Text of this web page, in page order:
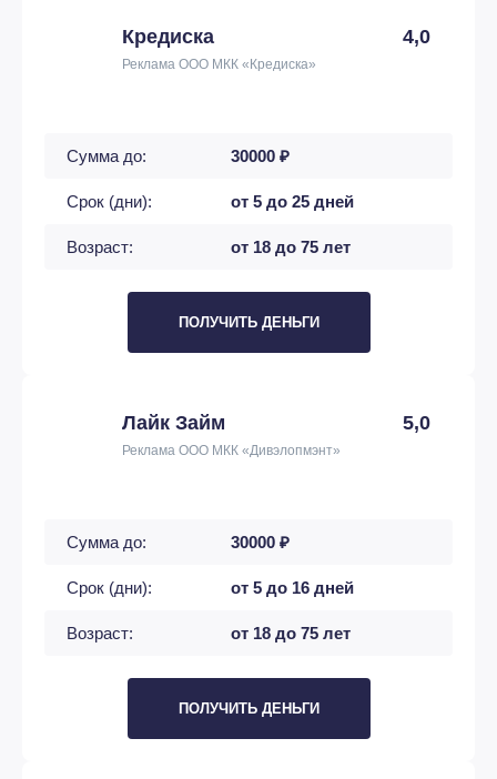
Кредиска 4,0
Реклама ООО МКК «Кредиска»
Сумма до: 30000 ₽
Срок (дни): от 5 до 25 дней
Возраст: от 18 до 75 лет
ПОЛУЧИТЬ ДЕНЬГИ
Лайк Займ 5,0
Реклама ООО МКК «Дивэлопмэнт»
Сумма до: 30000 ₽
Срок (дни): от 5 до 16 дней
Возраст: от 18 до 75 лет
ПОЛУЧИТЬ ДЕНЬГИ